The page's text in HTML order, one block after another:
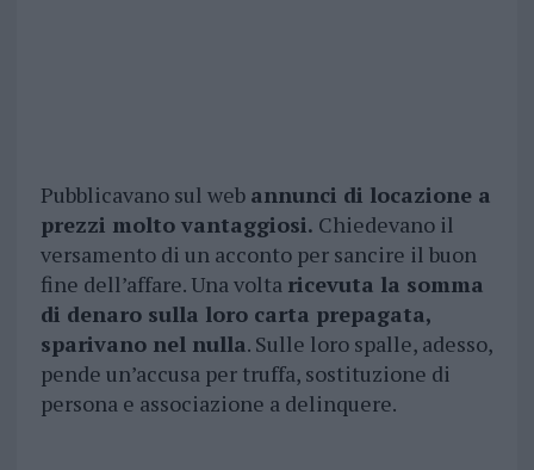
Pubblicavano sul web annunci di locazione a
prezzi molto vantaggiosi. Chiedevano il
versamento di un acconto per sancire il buon
fine dell’affare. Una volta ricevuta la somma
di denaro sulla loro carta prepagata,
sparivano nel nulla. Sulle loro spalle, adesso,
pende un’accusa per truffa, sostituzione di
persona e associazione a delinquere.